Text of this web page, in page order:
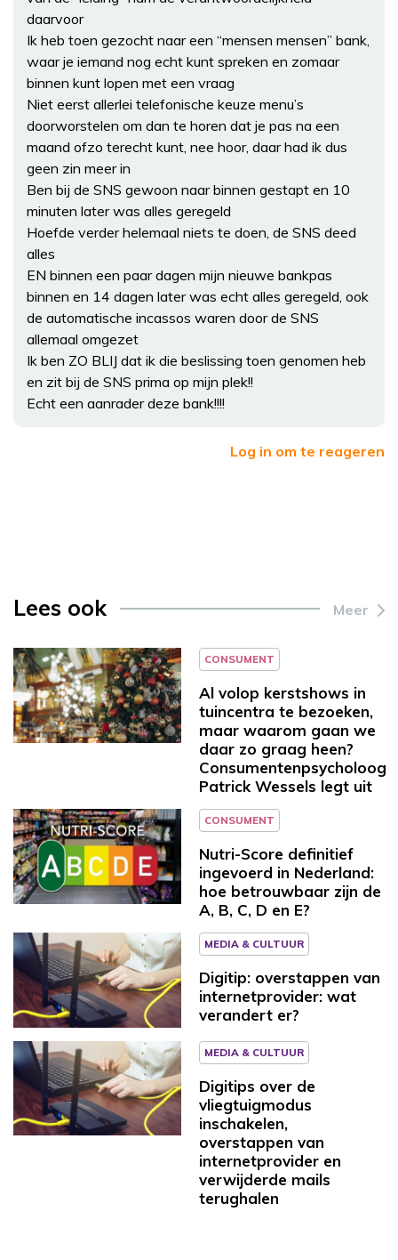
daarvoor
Ik heb toen gezocht naar een “mensen mensen” bank,
waar je iemand nog echt kunt spreken en zomaar
binnen kunt lopen met een vraag
Niet eerst allerlei telefonische keuze menu’s
doorworstelen om dan te horen dat je pas na een
maand ofzo terecht kunt, nee hoor, daar had ik dus
geen zin meer in
Ben bij de SNS gewoon naar binnen gestapt en 10
minuten later was alles geregeld
Hoefde verder helemaal niets te doen, de SNS deed
alles
EN binnen een paar dagen mijn nieuwe bankpas
binnen en 14 dagen later was echt alles geregeld, ook
de automatische incassos waren door de SNS
allemaal omgezet
Ik ben ZO BLIJ dat ik die beslissing toen genomen heb
en zit bij de SNS prima op mijn plek!!
Echt een aanrader deze bank!!!!
Log in om te reageren
Lees ook Meer
CONSUMENT
Al volop kerstshows in
tuincentra te bezoeken,
maar waarom gaan we
daar zo graag heen?
Consumentenpsycholoog
Patrick Wessels legt uit
CONSUMENT
Nutri-Score definitief
ingevoerd in Nederland:
hoe betrouwbaar zijn de
A, B, C, D en E?
MEDIA & CULTUUR
Digitip: overstappen van
internetprovider: wat
verandert er?
MEDIA & CULTUUR
Digitips over de
vliegtuigmodus
inschakelen,
overstappen van
internetprovider en
verwijderde mails
terughalen